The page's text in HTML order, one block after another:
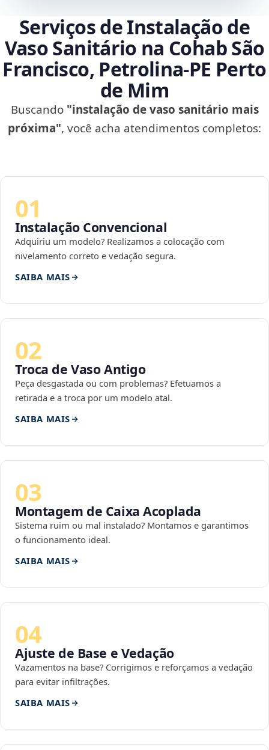
Serviços de Instalação de
Vaso Sanitário na Cohab São
Francisco, Petrolina‑PE Perto
de Mim
Buscando "instalação de vaso sanitário mais
próxima", você acha atendimentos completos:
01
Instalação Convencional
Adquiriu um modelo? Realizamos a colocação com
nivelamento correto e vedação segura.
SAIBA MAIS
02
Troca de Vaso Antigo
Peça desgastada ou com problemas? Efetuamos a
retirada e a troca por um modelo atal.
SAIBA MAIS
03
Montagem de Caixa Acoplada
Sistema ruim ou mal instalado? Montamos e garantimos
o funcionamento ideal.
SAIBA MAIS
04
Ajuste de Base e Vedação
Vazamentos na base? Corrigimos e reforçamos a vedação
para evitar infiltrações.
SAIBA MAIS